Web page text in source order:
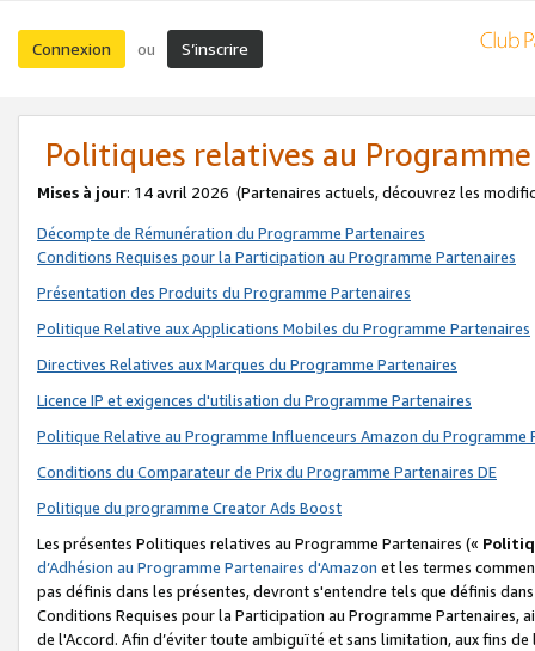
Connexion ou S’inscrire
Politiques relatives au
Mises à jour: 14 avril 2026 (Partenaires actuels, découvrez les
Décompte de Rémunération du Programme Partenaires
Conditions Requises pour la Participation au Programme Partenaires
Présentation des Produits du Programme Partenaires
Politique Relative aux Applications Mobiles du Programme Partenaires
Directives Relatives aux Marques du Programme Partenaires
Licence IP et exigences d'utilisation du Programme Partenaires
Politique Relative au Programme Influenceurs Amazon du Programme
Conditions du Comparateur de Prix du Programme Partenaires DE
Politique du programme Creator Ads Boost
Les présentes Politiques relatives au Programme Partenaires («
d’Adhésion au Programme Partenaires d'Amazon et les termes
pas définis dans les présentes, devront s'entendre tels que définis
Conditions Requises pour la Participation au Programme Partenaires,
de l'Accord. Afin d’éviter toute ambiguïté et sans limitation, aux fins